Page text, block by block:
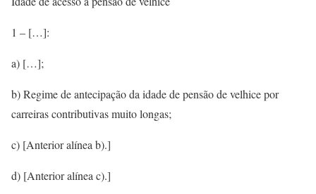
1 – […]:
a) […];
b) Regime de antecipação da idade de pensão de velhice por
carreiras contributivas muito longas;
c) [Anterior alínea b).]
d) [Anterior alínea c).]